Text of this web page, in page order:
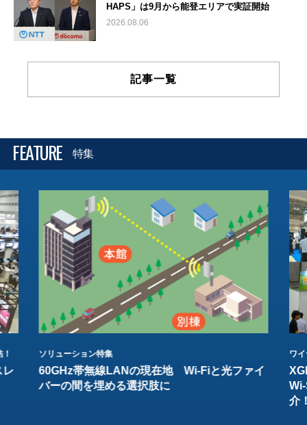
HAPS」は9月から能登エリアで実証開始
2026.08.06
記事一覧
FEATURE 特集
レ
ソリューション特集
60GHz帯無線LANの現在地 Wi-Fiと光ファイ
バーの間を埋める選択肢に
ワ
介